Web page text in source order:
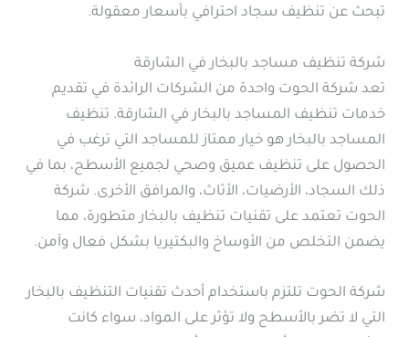
تبحث عن تنظيف سجاد احترافي بأسعار معقولة.
شركة تنظيف مساجد بالبخار في الشارقة
تعد شركة الحوت واحدة من الشركات الرائدة في تقديم
خدمات تنظيف المساجد بالبخار في الشارقة. تنظيف
المساجد بالبخار هو خيار ممتاز للمساجد التي ترغب في
الحصول على تنظيف عميق وصحي لجميع الأسطح، بما في
ذلك السجاد، الأرضيات، الأثاث، والمرافق الأخرى. شركة
الحوت تعتمد على تقنيات تنظيف بالبخار متطورة، مما
يضمن التخلص من الأوساخ والبكتيريا بشكل فعال وآمن.
شركة الحوت تلتزم باستخدام أحدث تقنيات التنظيف بالبخار
التي لا تضر بالأسطح ولا تؤثر على المواد، سواء كانت